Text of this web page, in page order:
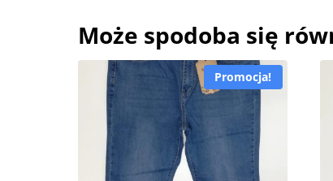
Może spodoba się
Promocja!